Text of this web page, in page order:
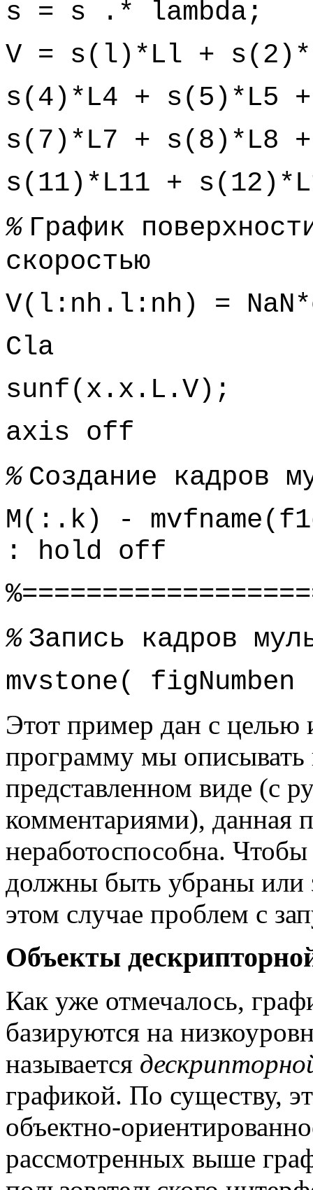
s = s .* lambda;
V = s(l)*Ll +
s(4)*L4 + s(5)*L5
s(7)*L7 + s(8)*L8
s(11)*L11 +
% График
скоростью
V(l:nh.l:nh) =
Cla
sunf(x.x.L.V);
axis off
% Создание кадров
M(:.k) -
: hold off
% Запись кадров
mvstone(
Этот пример дан с целью
программу мы
представленном виде (с
комментариями), данная
неработоспособна.
должны быть убраны или
этом случае проблем с
Объекты
Как уже отмечалось,
базируются на
называется
графикой. По существу,
объектно-
рассмотренных выше